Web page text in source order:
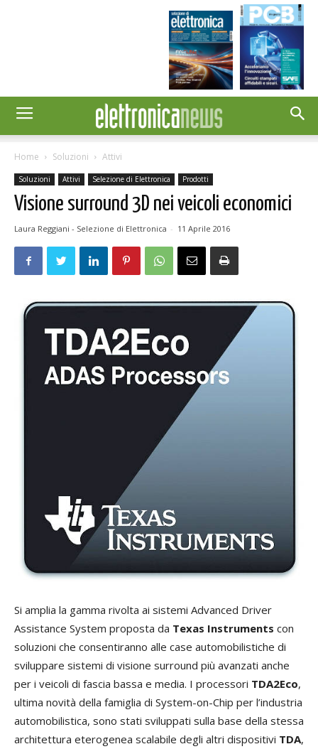
Home Soluzioni Attivi
Soluzioni Attivi Selezione di Elettronica Prodotti
Visione surround 3D nei veicoli economici
Laura Reggiani - Selezione di Elettronica - 11 Aprile 2016
Si amplia la gamma rivolta ai sistemi Advanced Driver
Assistance System proposta da Texas Instruments con
soluzioni che consentiranno alle case automobilistiche di
sviluppare sistemi di visione surround più avanzati anche
per i veicoli di fascia bassa e media. I processori TDA2Eco,
ultima novità della famiglia di System-on-Chip per l’industria
automobilistica, sono stati sviluppati sulla base della stessa
architettura eterogenea scalabile degli altri dispositivi TDA,